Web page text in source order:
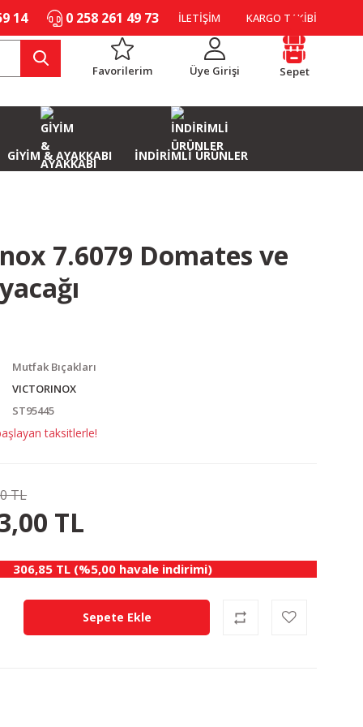
14 0 258 261 49 73 İLETİŞİM KARGO TAKİBİ
Favorilerim Üye Girişi Sepet
GİYİM & AYAKKABI İNDİRİMLİ ÜRÜNLER
7.6079 Domates ve
Mutfak Bıçakları
VICTORINOX
ST95445
taksitlerle!
TL
TL
306,85 TL (%5,00 havale indirimi)
Sepete Ekle